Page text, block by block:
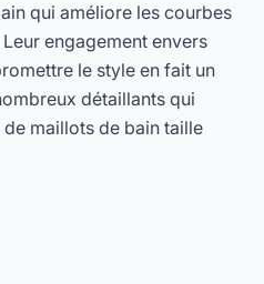
qui améliore les courbes
engagement envers
le style en fait un
détaillants qui
maillots de bain taille